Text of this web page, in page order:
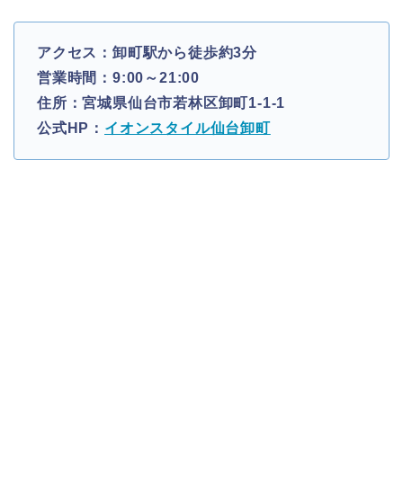
アクセス：卸町駅から徒歩約3分
営業時間：9:00～21:00
住所：宮城県仙台市若林区卸町1-1-1
公式HP： イオンスタイル仙台卸町